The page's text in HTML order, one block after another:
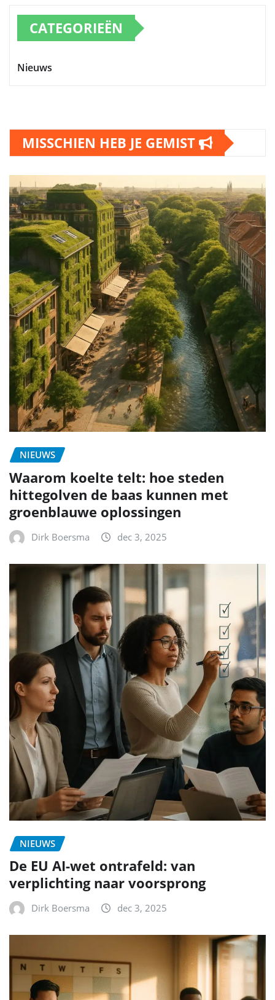
CATEGORIEËN
Nieuws
MISSCHIEN HEB JE GEMIST
NIEUWS
Waarom koelte telt: hoe steden
hittegolven de baas kunnen met
groenblauwe oplossingen
Dirk Boersma dec 3, 2025
NIEUWS
De EU AI-wet ontrafeld: van
verplichting naar voorsprong
Dirk Boersma dec 3, 2025